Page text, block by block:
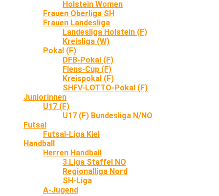
Holstein Women
Frauen Oberliga SH
Frauen Landesliga
Landesliga Holstein (F)
Kreisliga (W)
Pokal (F)
DFB-Pokal (F)
Flens-Cup (F)
Kreispokal (F)
SHFV-LOTTO-Pokal (F)
Juniorinnen
U17 (F)
U17 (F) Bundesliga N/NO
Futsal
Futsal-Liga Kiel
Handball
Herren Handball
3.Liga Staffel NO
Regionalliga Nord
SH-Liga
A-Jugend